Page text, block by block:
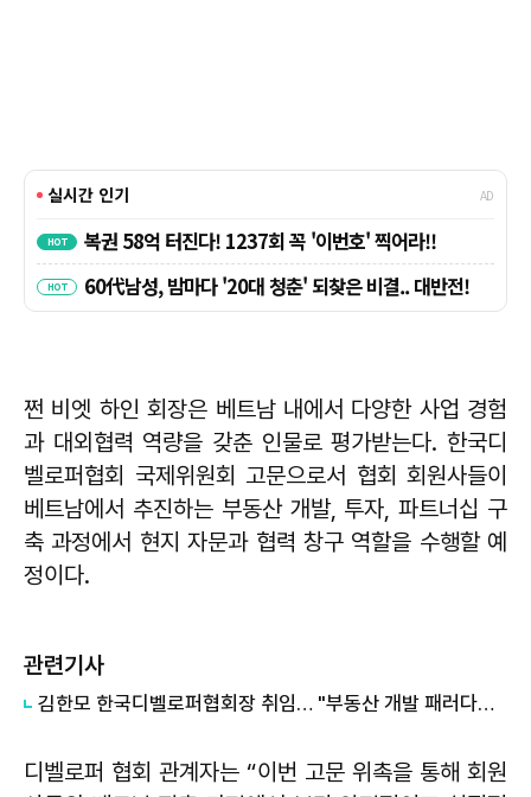
쩐 비엣 하인 회장은 베트남 내에서 다양한 사업 경험
과 대외협력 역량을 갖춘 인물로 평가받는다. 한국디
벨로퍼협회 국제위원회 고문으로서 협회 회원사들이
베트남에서 추진하는 부동산 개발, 투자, 파트너십 구
축 과정에서 현지 자문과 협력 창구 역할을 수행할 예
정이다.
관련기사
김한모 한국디벨로퍼협회장 취임… "부동산 개발 패러다임 전환 이끌 것"
디벨로퍼 협회 관계자는 “이번 고문 위촉을 통해 회원